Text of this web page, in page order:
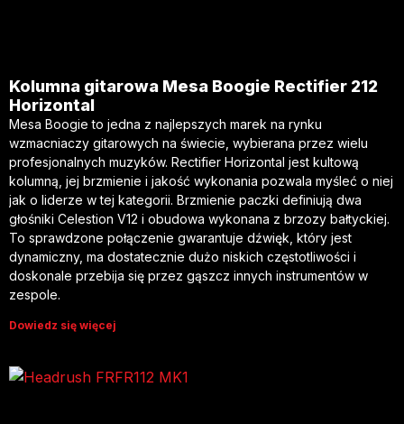
Kolumna gitarowa Mesa Boogie Rectifier 212
Horizontal
Mesa Boogie to jedna z najlepszych marek na rynku
wzmacniaczy gitarowych na świecie, wybierana przez wielu
profesjonalnych muzyków. Rectifier Horizontal jest kultową
kolumną, jej brzmienie i jakość wykonania pozwala myśleć o niej
jak o liderze w tej kategorii. Brzmienie paczki definiują dwa
głośniki Celestion V12 i obudowa wykonana z brzozy bałtyckiej.
To sprawdzone połączenie gwarantuje dźwięk, który jest
dynamiczny, ma dostatecznie dużo niskich częstotliwości i
doskonale przebija się przez gąszcz innych instrumentów w
zespole.
Dowiedz się więcej